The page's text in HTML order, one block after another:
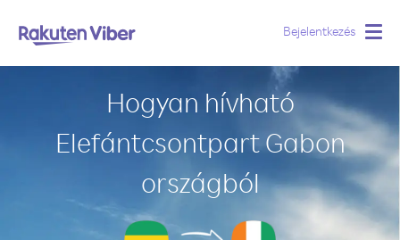
Bejelentkezés
Hogyan hívható
Elefántcsontpart Gabon
országból